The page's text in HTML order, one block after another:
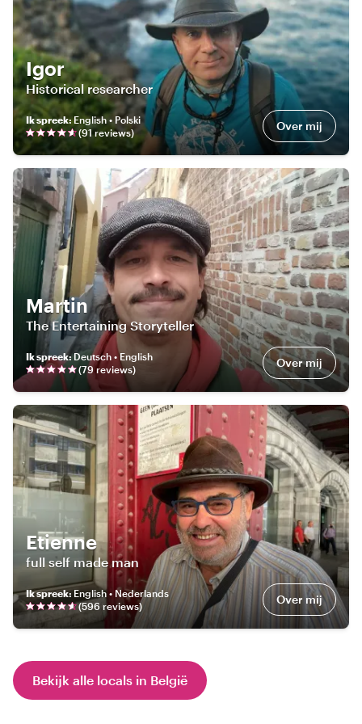
Igor
Historical researcher
Ik spreek:English • Polski
(91reviews) Over mij
Martin
The Entertaining Storyteller
Ik spreek:Deutsch • English
(79reviews) Over mij
Etienne
full self made man
Ik spreek:English • Nederlands
(596 reviews) Over mij
Bekijk alle locals in België